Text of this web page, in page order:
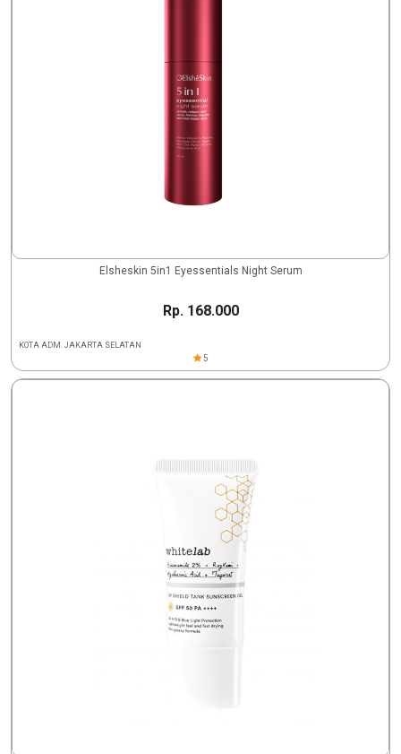
Elsheskin 5in1 Eyessentials Night Serum
Rp. 168.000
KOTA ADM. JAKARTA SELATAN
5